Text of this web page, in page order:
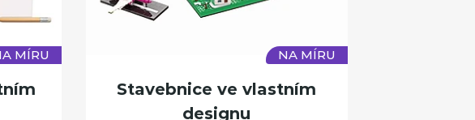
MÍRU NA MÍRU
Stavebnice ve vlastním
designu